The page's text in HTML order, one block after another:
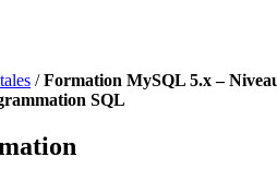
/Formation MySQL 5.x –
SQL